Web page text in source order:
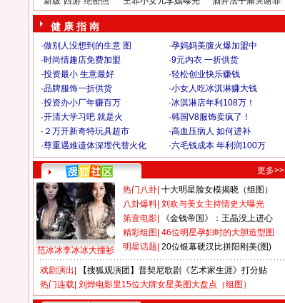
健 康 指 南
·做别人没想到的生意 图 ·孕妈妈美腹火爆加盟中
·时尚情趣店免费加盟 ·9元内衣 一折供货
·投资最小 生意最好 ·轻松创业快乐赚钱
·品牌服饰一折供货 ·小女人吃冰淇淋赚大钱
·投资办小厂年赚百万 ·冰淇淋店年利108万！
·开清大学习吧 就是火 ·韩国V8服饰卖疯了！
· ２万开新奇特玩具超市 ·高血压病人 如何进补
·尊重遇难遗体深埋代替火化 ·六毛钱成本 年利润100万
更多>>
范冰冰李冰冰大撞衫
热门八卦 十大明星脸女模揭晓（组图）
八卦爆料 刘欢与美女主持情史大曝光
第壹电影
《金钱帝国》：王晶没上进心
精彩组图 46位明星孕妇时的大胆造型图
明星话题 20位银幕硬汉比拼阳刚美(图)
戏剧演出
【搜狐观演团】普契尼歌剧《艺术家生涯》打分贴
热门连载 刘烨电影里15位大牌女星美图大盘点（组图）